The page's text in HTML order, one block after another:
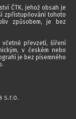
ČTK, jehož obsah je
zpřístupňování tohoto
způsobem, je bez
včetně převzetí, šíření
v českém nebo
je bez písemného
s.r.o.